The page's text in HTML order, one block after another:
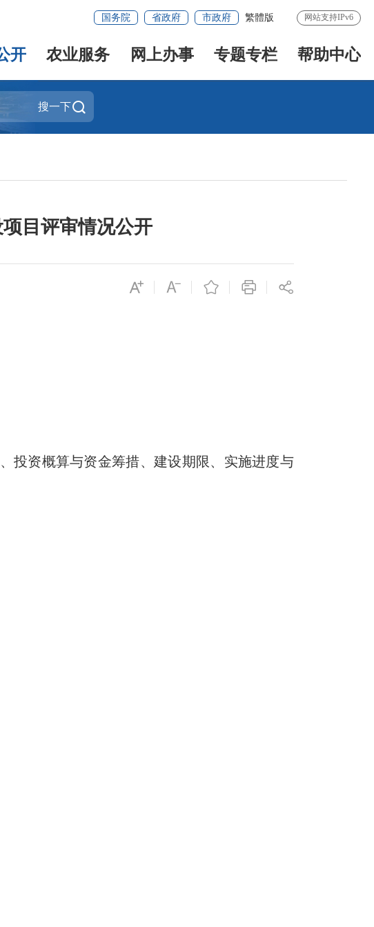
国务院 省政府 市政府 繁體版 网站支持IPv6
开 农业服务 网上办事 专题专栏 帮助中心
搜一下
目评审情况公开
资概算与资金筹措、建设期限、实施进度与